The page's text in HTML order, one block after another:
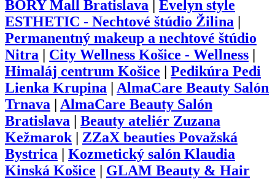
BORY Mall Bratislava
Evelyn style
ESTHETIC - Nechtové štúdio Žilina
Permanentný makeup a nechtové štúdio
Nitra
City Wellness Košice - Wellness
Himaláj centrum Košice
Pedikúra Pedi
Lienka Krupina
AlmaCare Beauty Salón
Trnava
AlmaCare Beauty Salón
Bratislava
Beauty ateliér Zuzana
Kežmarok| ZZaX beauties Považská
Bystrica
Kozmetický salón Klaudia
Kinská Košice
GLAM Beauty & Hair